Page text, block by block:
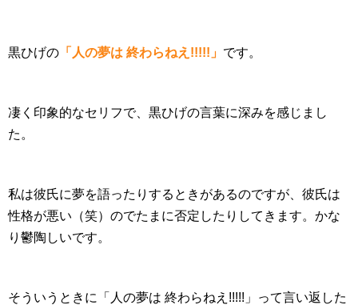
黒ひげの 「人の夢は 終わらねえ!!!!!」 です。
凄く印象的なセリフで、黒ひげの言葉に深みを感じまし
た。
私は彼氏に夢を語ったりするときがあるのですが、彼氏は
性格が悪い（笑）のでたまに否定したりしてきます。かな
り鬱陶しいです。
そういうときに「人の夢は 終わらねえ!!!!!」って言い返した